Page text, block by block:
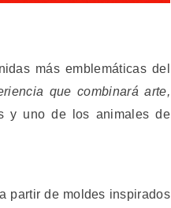
más emblemáticas del
que combinará arte,
y uno de los animales de
partir de moldes inspirados